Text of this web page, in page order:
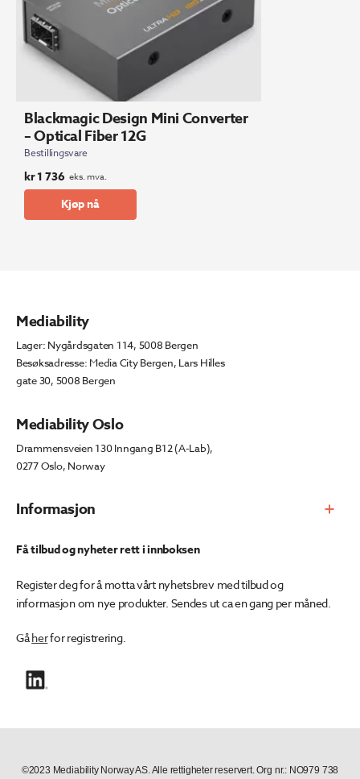
Blackmagic Design Mini Converter
– Optical Fiber 12G
Bestillingsvare
kr1 736 eks. mva.
Kjøp nå
Informasjon
Mediability
Lager: Nygårdsgaten 114, 5008 Bergen
Besøksadresse: Media City Bergen, Lars Hilles
gate 30, 5008 Bergen
Mediability Oslo
Drammensveien 130 Inngang B12 (A-Lab),
0277 Oslo, Norway
Få tilbud og nyheter rett i innboksen
Register deg for å motta vårt nyhetsbrev med tilbud og
informasjon om nye produkter. Sendes ut ca en gang per måned.
Gåherfor registrering.
©2023 Mediability Norway AS. Alle rettigheter reservert. Org nr.: NO979 738